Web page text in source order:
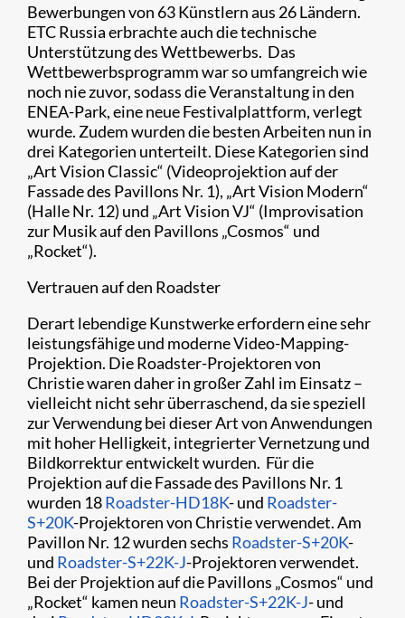
Bewerbungen von 63 Künstlern aus 26 Ländern.
ETC Russia erbrachte auch die technische
Unterstützung des Wettbewerbs. Das
Wettbewerbsprogramm war so umfangreich wie
noch nie zuvor, sodass die Veranstaltung in den
ENEA-Park, eine neue Festivalplattform, verlegt
wurde. Zudem wurden die besten Arbeiten nun in
drei Kategorien unterteilt. Diese Kategorien sind
„Art Vision Classic“ (Videoprojektion auf der
Fassade des Pavillons Nr. 1), „Art Vision Modern“
(Halle Nr. 12) und „Art Vision VJ“ (Improvisation
zur Musik auf den Pavillons „Cosmos“ und
„Rocket“).
Vertrauen auf den Roadster
Derart lebendige Kunstwerke erfordern eine sehr
leistungsfähige und moderne Video-Mapping-
Projektion. Die Roadster-Projektoren von
Christie waren daher in großer Zahl im Einsatz –
vielleicht nicht sehr überraschend, da sie speziell
zur Verwendung bei dieser Art von Anwendungen
mit hoher Helligkeit, integrierter Vernetzung und
Bildkorrektur entwickelt wurden. Für die
Projektion auf die Fassade des Pavillons Nr. 1
wurden 18Roadster-HD18K- und Roadster-
S+20K-Projektoren von Christie verwendet. Am
Pavillon Nr. 12 wurden sechs Roadster-S+20K-
und Roadster-S+22K-J-Projektoren verwendet.
Bei der Projektion auf die Pavillons „Cosmos“ und
„Rocket“ kamen neun Roadster-S+22K-J- und